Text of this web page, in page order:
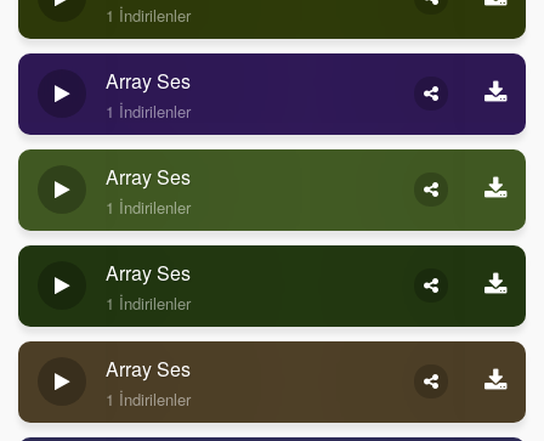
1 İndirilenler
Array Ses
1 İndirilenler
Array Ses
1 İndirilenler
Array Ses
1 İndirilenler
Array Ses
1 İndirilenler